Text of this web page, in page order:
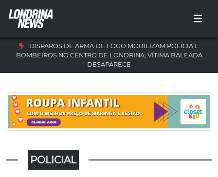
DISPAROS DE ARMA DE FOGO MOBILIZAM POLÍCIA E
BOMBEIROS NO CENTRO DE LONDRINA; VÍTIMA BALEADA
DESAPARECE
POLICIAL